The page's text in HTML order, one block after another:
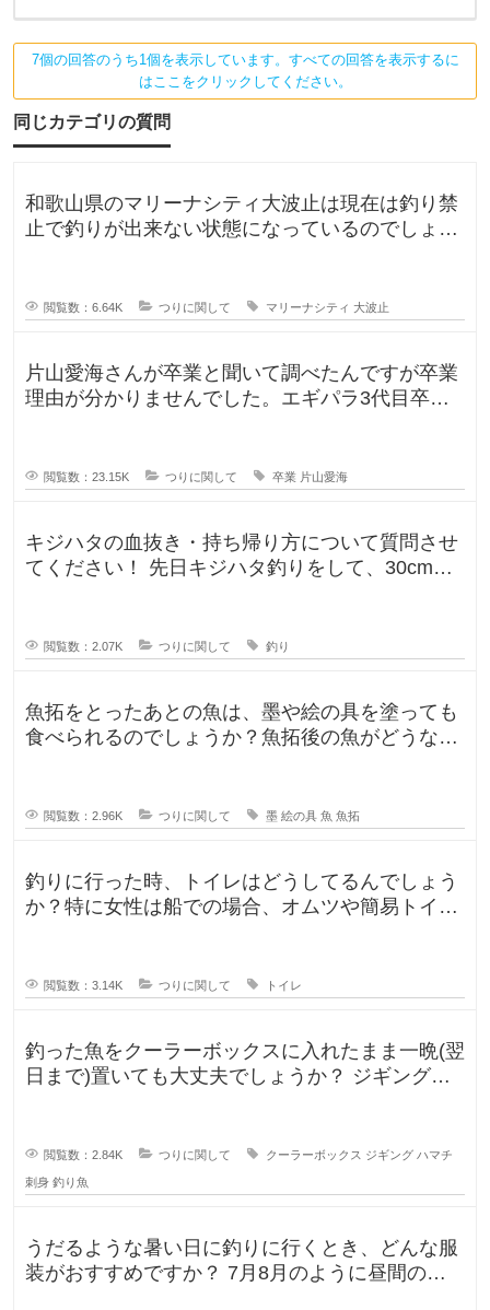
で
、
少
追
加
が
必
も
で
す
7個の回答のうち1個を表示しています。すべての回答を表示するに
はここをクリックしてください。
同じカテゴリの質問
和歌山県のマリーナシティ大波止は現在は釣り禁
止で釣りが出来ない状態になっているのでしょう
閲覧数：6.64K つりに関して マリーナシティ 大波止
片山愛海さんが卒業と聞いて調べたんですが卒業
理由が分かりませんでした。エギパラ3代目卒業
閲覧数：23.15K つりに関して 卒業 片山愛海
キジハタの血抜き・持ち帰り方について質問させ
てください！ 先日キジハタ釣りをして、30cm台
閲覧数：2.07K つりに関して 釣り
魚拓をとったあとの魚は、墨や絵の具を塗っても
食べられるのでしょうか？魚拓後の魚がどうなる
閲覧数：2.96K つりに関して 墨 絵の具 魚 魚拓
釣りに行った時、トイレはどうしてるんでしょう
か？特に女性は船での場合、オムツや簡易トイレ
閲覧数：3.14K つりに関して トイレ
釣った魚をクーラーボックスに入れたまま一晩(翌
日まで)置いても大丈夫でしょうか？ ジギングに
閲覧数：2.84K つりに関して クーラーボックス ジギング ハマチ
刺身 釣り魚
うだるような暑い日に釣りに行くとき、どんな服
装がおすすめですか？ 7月8月のように昼間の気